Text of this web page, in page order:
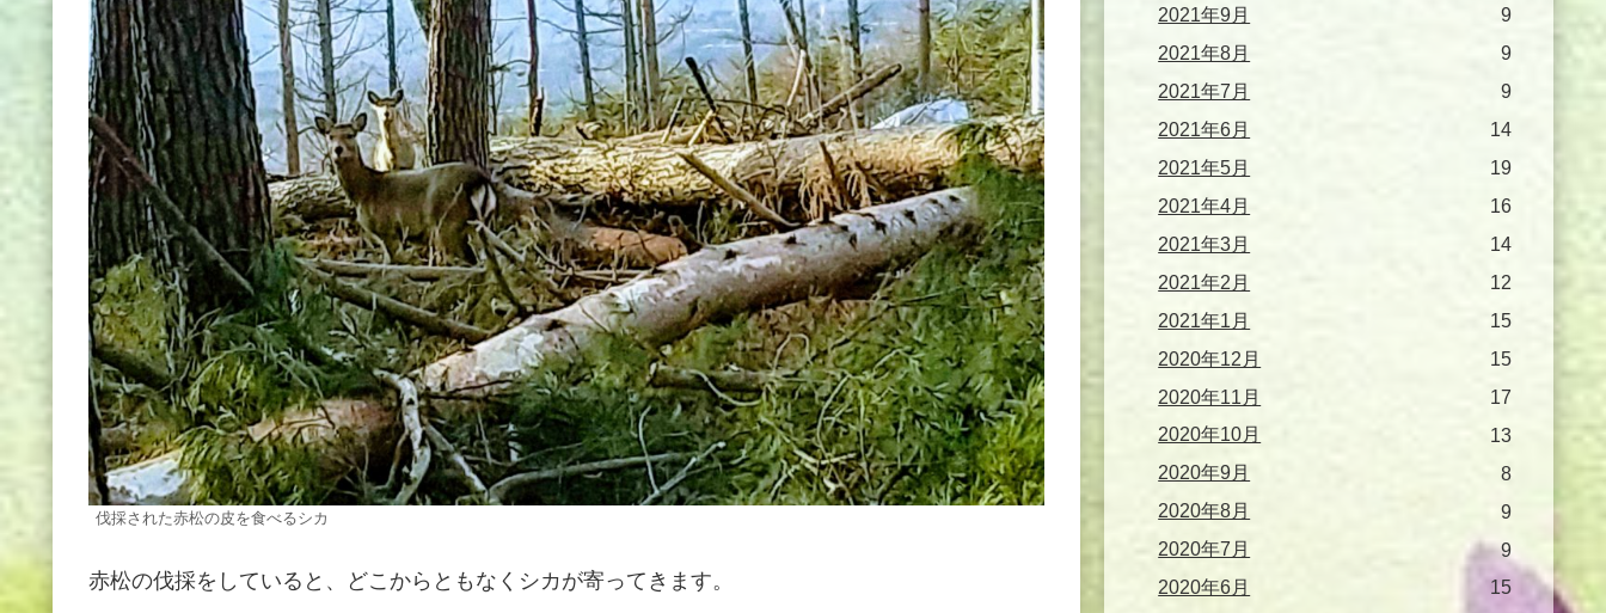
伐採された赤松の皮を食べるシカ
赤松の伐採をしていると、どこからともなくシカが寄ってきます。
2021年9月
9
2021年8月
9
2021年7月
9
2021年6月
14
2021年5月
19
2021年4月
16
2021年3月
14
2021年2月
12
2021年1月
15
2020年12月
15
2020年11月
17
2020年10月
13
2020年9月
8
2020年8月
9
2020年7月
9
2020年6月
15